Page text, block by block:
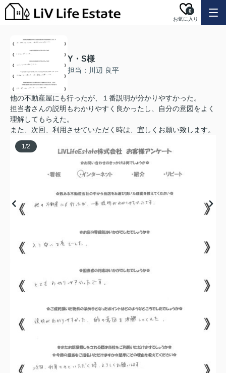
お気に入り
0
Y・S様
担当：川辺 良平
他の不動産屋にも行ったが、１番説明が分かりやすかった。
担当者さんの説明もわかりやすく良かったし、自分の意図をよく
理解してもらえた。
また、次回、利用させていただく時は、宜しくお願い致します。
1/2